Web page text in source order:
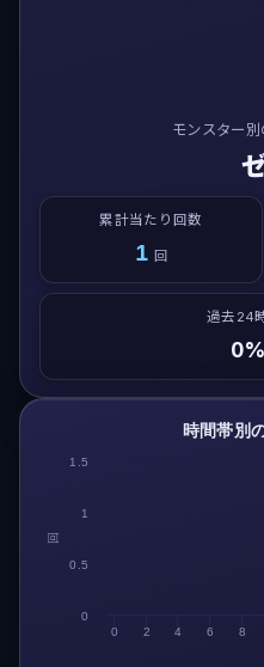
モンスター
累計当たり回数
1 回
過去24
0%
回
時間帯別
0 2 4 6 8
0
0.5
1
1.5